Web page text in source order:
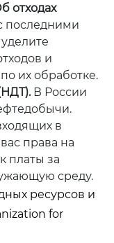
отходах
последними
и
их обработке.
В России
в
права на
платы за
среду.
ресурсов и
for